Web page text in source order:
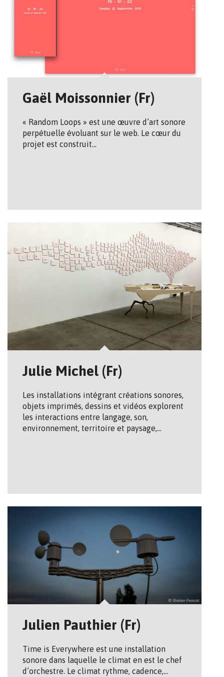
Gaël Moissonnier (Fr)
« Random Loops » est une œuvre d’art sonore
perpétuelle évoluant sur le web. Le cœur du
projet est construit…
Julie Michel (Fr)
Les installations intégrant créations sonores,
objets imprimés, dessins et vidéos explorent
les interactions entre langage, son,
environnement, territoire et paysage,…
Julien Pauthier (Fr)
Time is Everywhere est une installation
sonore dans laquelle le climat en est le chef
d’orchestre. Le climat rythme, cadence,…